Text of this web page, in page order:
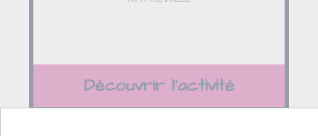
Découvrir l'activité